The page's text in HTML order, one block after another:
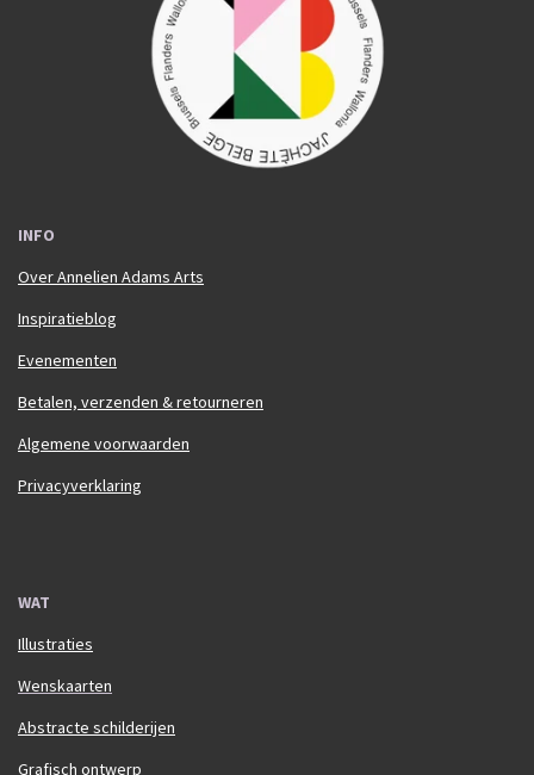
INFO
Over Annelien Adams Arts
Inspiratieblog
Evenementen
Betalen, verzenden & retourneren
Algemene voorwaarden
Privacyverklaring
WAT
Illustraties
Wenskaarten
Abstracte schilderijen
Grafisch ontwerp